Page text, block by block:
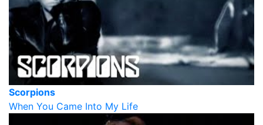
Scorpions
When You Came Into My Life